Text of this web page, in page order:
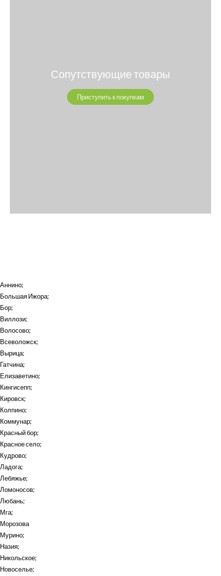
Сопутствующие товары
Приступить к покупкам
Аннино;
Большая Ижора;
Бор;
Виллози;
Волосово;
Всеволожск;
Вырица;
Гатчина;
Елизаветино;
Кингисепп;
Кировск;
Колпино;
Коммунар;
Красный бор;
Красное село;
Кудрово;
Ладога;
Лебяжье;
Ломоносов;
Любань;
Мга;
Морозова
Мурино;
Назия;
Никольское;
Новоселье;